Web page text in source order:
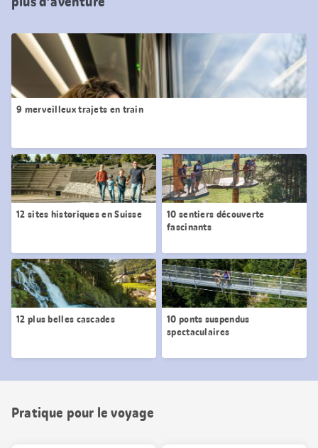
9 merveilleux trajets en train
12 sites historiques en Suisse
10 sentiers découverte
fascinants
12 plus belles cascades
10 ponts suspendus
spectaculaires
Pratique pour le voyage